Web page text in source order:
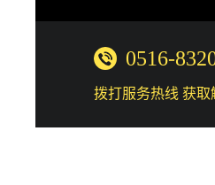
0516-
拨打服务热线 获取